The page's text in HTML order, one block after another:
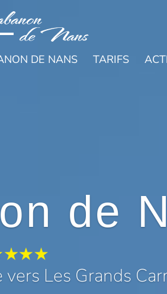
DE NANS TARIFS
de
Les Grands